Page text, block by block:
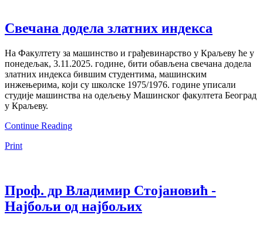
Свечана додела златних индекса
На Факултету за машинство и грађевинарство у Краљеву ће у
понедељак, 3.11.2025. године, бити обављена свечана додела
златних индекса бившим студентима, машинским
инжењерима, који су школске 1975/1976. године уписали
студије машинства на одељењу Машинског факултета Београд
у Краљеву.
Continue Reading
Print
Проф. др Владимир Стојановић -
Најбољи од најбољих